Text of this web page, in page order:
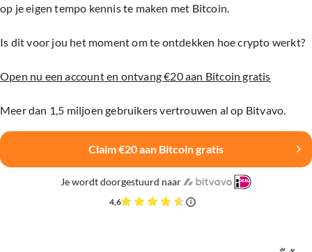
op je eigen tempo kennis te maken met Bitcoin.
Is dit voor jou het moment om te ontdekken hoe crypto werkt?
Open nu een account en ontvang €20 aan Bitcoin gratis
Meer dan 1,5 miljoen gebruikers vertrouwen al op Bitvavo.
Claim €20 aan Bitcoin gratis
Je wordt doorgestuurd naar
4,6